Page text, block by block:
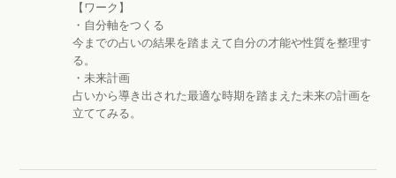
【ワーク】
・自分軸をつくる
今までの占いの結果を踏まえて自分の才能や性質を整理す
る。
・未来計画
占いから導き出された最適な時期を踏まえた未来の計画を
立ててみる。